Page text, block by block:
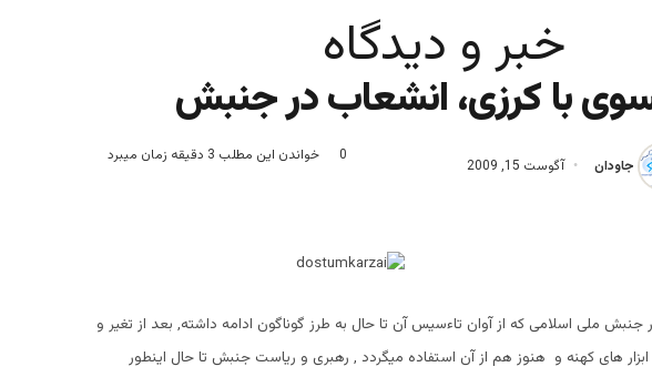
خبر و دیدگاه
با کرزی، انشعاب در جنبش
جاودان آگوست 15, 2009
0 خواندن این مطلب 3 دقیقه زمان میبرد
ملی اسلامی که از آوان تاءسیس آن تا حال به طرز گوناگون ادامه داشته, بعد از تغیر و
های کهنه و هنوز هم از آن استفاده میگردد , رهبری و ریاست جنبش تا حال اینطور